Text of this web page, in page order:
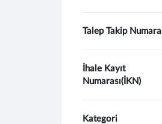
Talep Takip
İhale Kayıt
Numarası(İKN)
Kategori